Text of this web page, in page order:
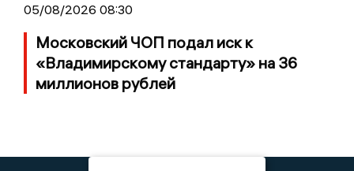
05/08/2026 08:30
Московский ЧОП подал иск к
«Владимирскому стандарту» на 36
миллионов рублей